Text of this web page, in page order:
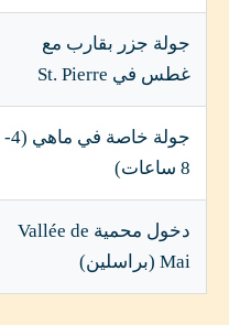
جولة جزر بقارب مع
غطس في St. Pierre
جولة خاصة في ماهي (4-
8 ساعات)
دخول محمية Vallée de
Mai (براسلين)